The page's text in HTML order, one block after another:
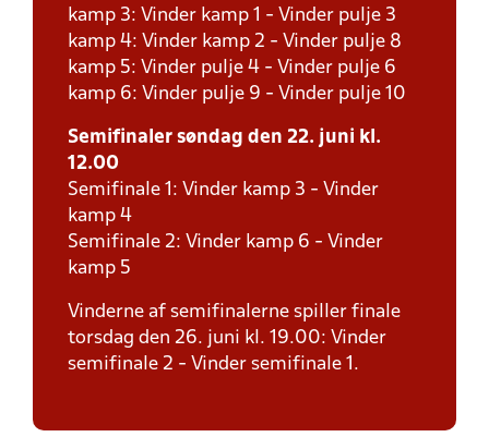
kamp 3: Vinder kamp 1 - Vinder pulje 3
kamp 4: Vinder kamp 2 - Vinder pulje 8
kamp 5: Vinder pulje 4 - Vinder pulje 6
kamp 6: Vinder pulje 9 - Vinder pulje 10
Semifinaler søndag den 22. juni kl.
12.00
Semifinale 1: Vinder kamp 3 - Vinder
kamp 4
Semifinale 2: Vinder kamp 6 - Vinder
kamp 5
Vinderne af semifinalerne spiller finale
torsdag den 26. juni kl. 19.00: Vinder
semifinale 2 - Vinder semifinale 1.